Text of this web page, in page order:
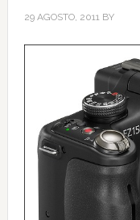
29 AGOSTO, 2011BY